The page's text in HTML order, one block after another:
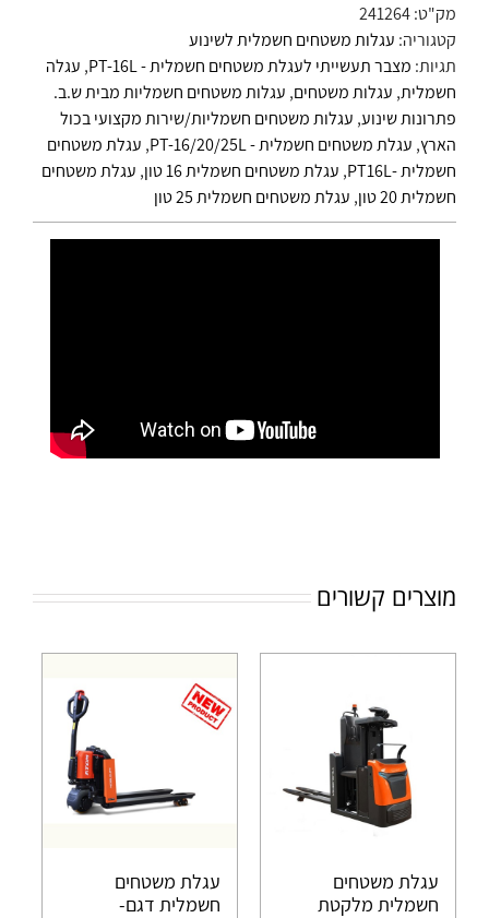
מק"ט:241264
קטגוריה: עגלות משטחים חשמלית לשינוע
תגיות: מצבר תעשייתי לעגלת משטחים חשמלית - PT-16L , עגלה
חשמלית, עגלות משטחים, עגלות משטחים חשמליות מבית ש.ב.
פתרונות שינוע, עגלות משטחים חשמליות/שירות מקצועי בכול
הארץ, עגלת משטחים חשמלית - PT-16/20/25L , עגלת משטחים
חשמלית -PT16L
, עגלת משטחים חשמלית 16 טון , עגלת משטחים
חשמלית 20 טון
, עגלת משטחים חשמלית 25 טון
מוצרים קשורים
עגלת משטחים
חשמלית מלקטת
עגלת משטחים
חשמלית דגם-